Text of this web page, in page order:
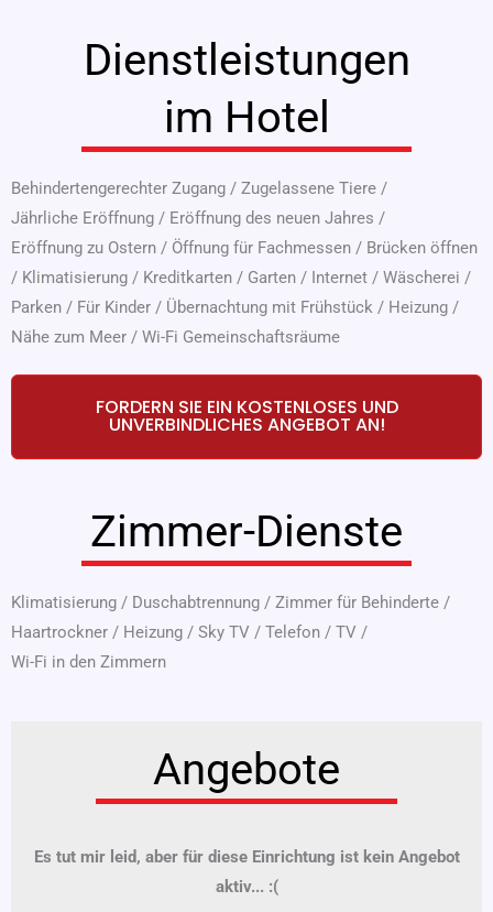
Dienstleistungen
im Hotel
Behindertengerechter Zugang / Zugelassene Tiere /
Jährliche Eröffnung / Eröffnung des neuen Jahres /
Eröffnung zu Ostern / Öffnung für Fachmessen / Brücken öffnen
/ Klimatisierung / Kreditkarten / Garten / Internet / Wäscherei /
Parken / Für Kinder / Übernachtung mit Frühstück / Heizung /
Nähe zum Meer / Wi-Fi Gemeinschaftsräume
FORDERN SIE EIN KOSTENLOSES UND
UNVERBINDLICHES ANGEBOT AN!
Zimmer-Dienste
Klimatisierung / Duschabtrennung / Zimmer für Behinderte /
Haartrockner / Heizung / Sky TV / Telefon / TV /
Wi-Fi in den Zimmern
Angebote
Es tut mir leid, aber für diese Einrichtung ist kein Angebot
aktiv... :(